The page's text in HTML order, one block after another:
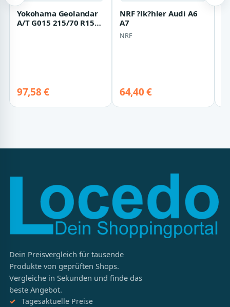
Yokohama Geolandar
A/T G015 215/70 R15
97,58 €
NRF ?lk?hler Audi A6
A7
NRF
64,40 €
Dein Preisvergleich für tausende
Produkte von geprüften Shops.
Vergleiche in Sekunden und finde das
beste Angebot.
Tagesaktuelle Preise